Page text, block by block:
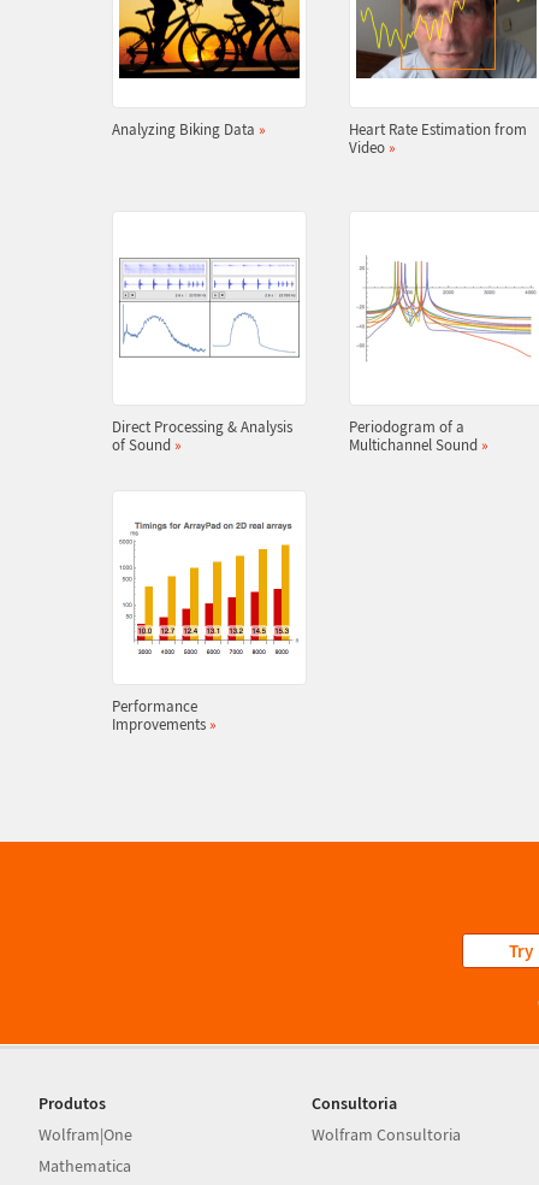
Analyzing Biking Data »
Heart Rate Estimation from
Video »
Direct Processing & Analysis
of Sound »
Periodogram of a
Multichannel Sound »
Performance
Improvements »
Try
Produtos
Wolfram|One
Mathematica
Consultoria
Wolfram Consultoria